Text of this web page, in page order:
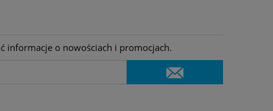
informacje o nowościach i promocjach.